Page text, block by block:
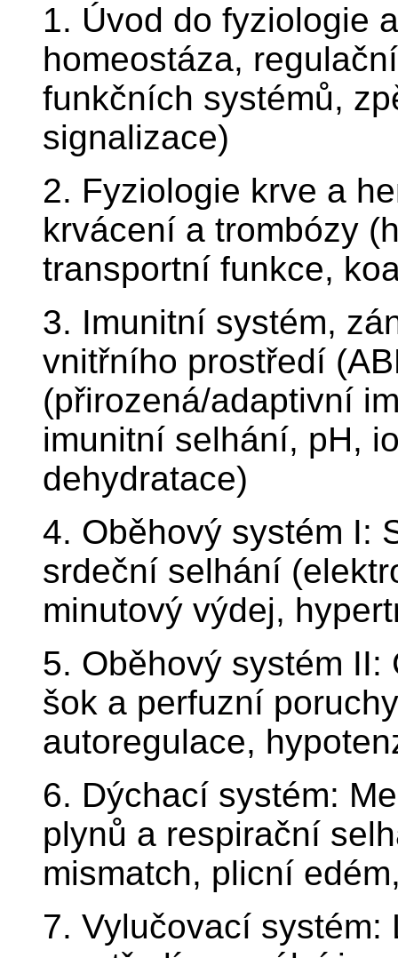
1. Úvod do fyziologie
homeostáza,
funkčních systémů,
signalizace)
2. Fyziologie krve a
krvácení a trombózy
transportní funkce,
3. Imunitní systém,
vnitřního prostředí
(přirozená/adaptivní
imunitní selhání, pH,
dehydratace)
4. Oběhový systém I:
srdeční selhání
minutový výdej,
5. Oběhový systém
šok a perfuzní
autoregulace,
6. Dýchací systém:
plynů a respirační
mismatch, plicní
7. Vylučovací systém: